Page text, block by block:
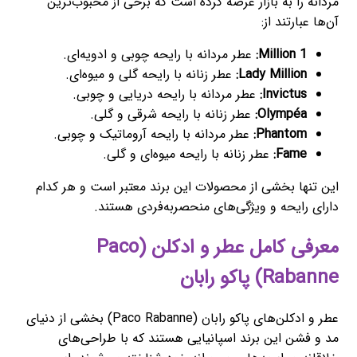
آن‌ها عبارتند از:
1 Million:
عطر مردانه با رایحه چوبی و ادویه‌ای.
Lady Million: عطر زنانه با رایحه گلی و میوه‌ای.
Invictus: عطر مردانه با رایحه دریایی و چوبی.
Olympéa: عطر زنانه با رایحه شرقی و گلی.
Phantom: عطر مردانه با رایحه آروماتیک و چوبی.
Fame: عطر زنانه با رایحه میوه‌ای و گلی.
این تنها بخشی از محصولات این برند معتبر است و هر کدام
دارای رایحه و ویژگی‌های منحصربه‌فردی هستند.
معرفی کامل عطر و ادکلن (Paco
Rabanne) پاکو رابان
عطر و ادکلن‌های پاکو رابان (Paco Rabanne) بخشی از دنیای
مد و فشن این برند اسپانیایی هستند که با طراحی‌های